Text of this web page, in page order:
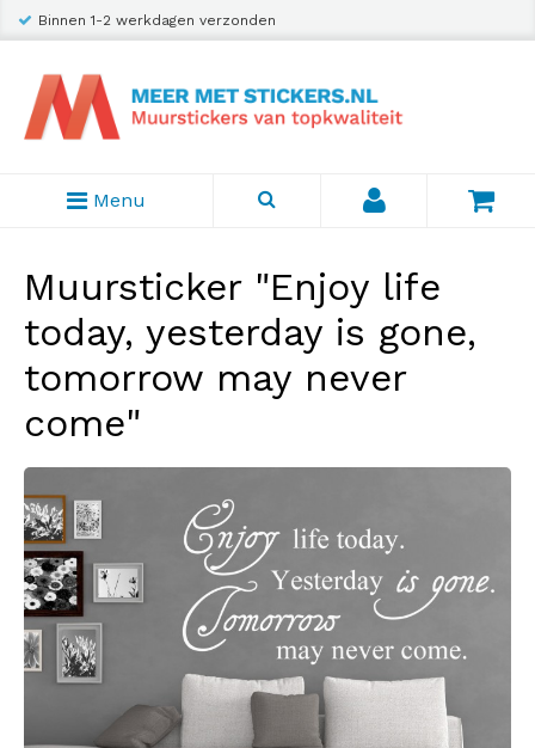
Binnen 1-2 werkdagen verzonden
Menu
Muursticker "Enjoy life
today, yesterday is gone,
tomorrow may never
come"